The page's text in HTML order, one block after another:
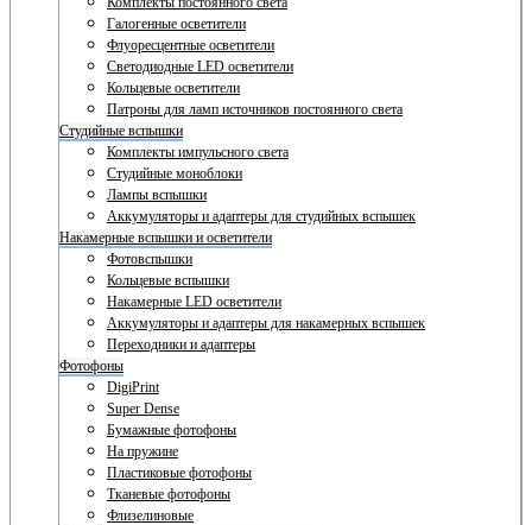
Галогенные осветители
Флуоресцентные осветители
Светодиодные LED осветители
Кольцевые осветители
Патроны для ламп источников постоянного света
Студийные вспышки
Комплекты импульсного света
Студийные моноблоки
Лампы вспышки
Аккумуляторы и адаптеры для студийных вспышек
Накамерные вспышки и осветители
Фотовспышки
Кольцевые вспышки
Накамерные LED осветители
Аккумуляторы и адаптеры для накамерных вспышек
Переходники и адаптеры
Фотофоны
DigiPrint
Super Dense
Бумажные фотофоны
На пружине
Пластиковые фотофоны
Тканевые фотофоны
Флизелиновые